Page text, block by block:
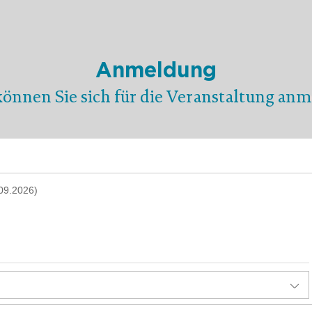
Anmeldung
Sie sich für die Veranstaltung